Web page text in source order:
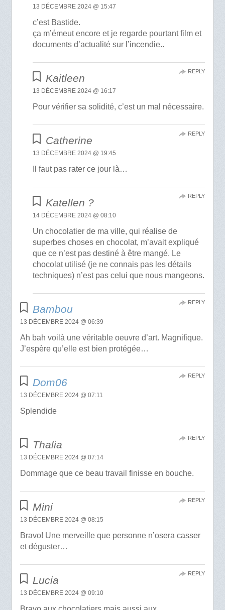
13 DÉCEMBRE 2024 @ 15:47
c’est Bastide.
ça m’émeut encore et je regarde pourtant film et
documents d’actualité sur l’incendie..
Kaitleen
13 DÉCEMBRE 2024 @ 16:17
Pour vérifier sa solidité, c’est un mal nécessaire.
REPLY
Catherine
13 DÉCEMBRE 2024 @ 19:45
Il faut pas rater ce jour là…
REPLY
Katellen ?
14 DÉCEMBRE 2024 @ 08:10
Un chocolatier de ma ville, qui réalise de
superbes choses en chocolat, m’avait expliqué
que ce n’est pas destiné à être mangé. Le
chocolat utilisé (je ne connais pas les détails
techniques) n’est pas celui que nous mangeons.
REPLY
Bambou
13 DÉCEMBRE 2024 @ 06:39
Ah bah voilà une véritable oeuvre d’art. Magnifique.
J’espère qu’elle est bien protégée…
REPLY
Dom06
13 DÉCEMBRE 2024 @ 07:11
Splendide
REPLY
Thalia
13 DÉCEMBRE 2024 @ 07:14
Dommage que ce beau travail finisse en bouche.
REPLY
Mini
13 DÉCEMBRE 2024 @ 08:15
Bravo! Une merveille que personne n’osera casser
et déguster…
REPLY
Lucia
13 DÉCEMBRE 2024 @ 09:10
REPLY